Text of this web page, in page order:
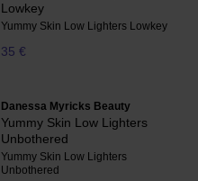
Lowkey
Yummy Skin Low Lighters Lowkey
35 €
Danessa Myricks Beauty
Yummy Skin Low Lighters
Unbothered
Yummy Skin Low Lighters
Unbothered